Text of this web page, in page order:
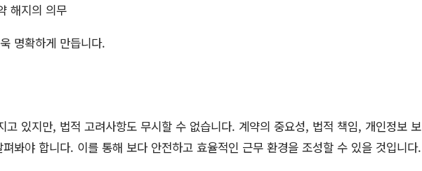
해지의 의무
명확하게 만듭니다.
고 있지만, 법적 고려사항도 무시할 수 없습니다. 계약의 중요성, 법적 책임, 개인정보 보
봐야 합니다. 이를 통해 보다 안전하고 효율적인 근무 환경을 조성할 수 있을 것입니다.